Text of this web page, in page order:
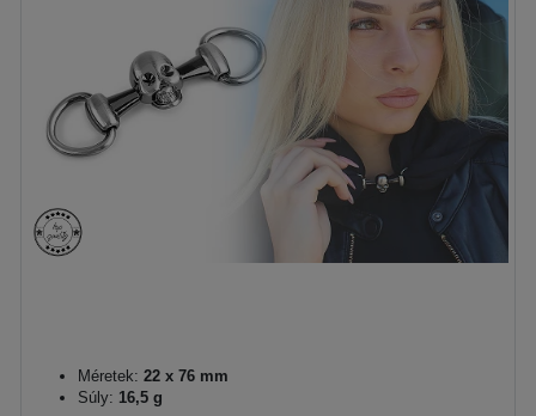
Méretek: 22 x 76 mm
Súly: 16,5 g